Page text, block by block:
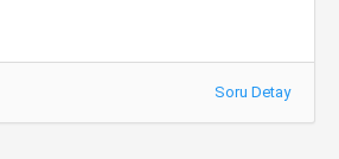
Soru Detay